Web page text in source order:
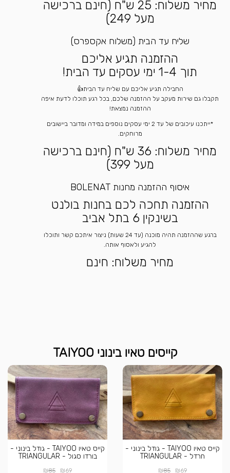
מחיר משלוח: 25 ש"ח (חינם ברכישה
מעל 249)
שליח עד הבית (משלוח אקספרס)
ההזמנה תגיע אליכם
תוך 1-4 ימי עסקים עד הבית!
החבילה תגיע אליכם עם שליח עד הבית👍
תקבלו גם שירות מעקב על ההזמנה שלכם, בכל רגע תוכלו לדעת איפה
ההזמנה נמצאת!
*ייתכנו עיכובים של עד 2 ימי עסקים נוספים במידה ומדובר ביישובים
מרוחקים.
מחיר משלוח: 36 ש"ח (חינם ברכישה
מעל 399)
איסוף ההזמנה מחנות BOLENAT
ההזמנה תחכה לכם בחנות בולנט
בשינקין 6 בתל אביב
ברגע שההזמנה תהיה מוכנה (עד 24 שעות) ניצור איתכם קשר ותוכלו
להגיע ולאסוף אותה.
מחיר משלוח: חינם
קייסים טאיו בינוני TAIYOO
קייס טאיו TAIYOO - גודל בינוני -
חרדל - TRIANGULAR
₪69
₪85
קייס טאיו TAIYOO - גודל בינוני -
בורדו סגול - TRIANGULAR
₪69
₪85